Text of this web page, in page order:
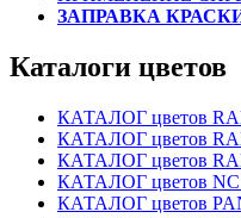
ЗАПРАВКА
Каталоги цветов
КАТАЛОГ цветов
КАТАЛОГ цветов
КАТАЛОГ цветов
КАТАЛОГ цветов
КАТАЛОГ цветов